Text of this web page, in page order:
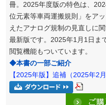
冊。2025年度版の特色は、
位元素等車両運搬規則」をア
えたアナログ規制の見直しに
最新版です。2025年1月1日ま
閲覧機能もついています。
◆本書の一部ご紹介
【2025年版】追補（2025年2